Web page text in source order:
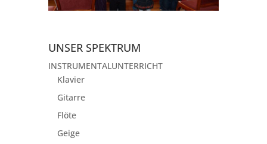
UNSER SPEKTRUM
INSTRUMENTALUNTERRICHT
Klavier
Gitarre
Flöte
Geige